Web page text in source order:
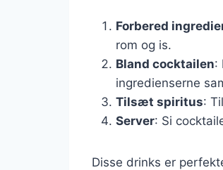
Forbered
rom og is.
Bland cocktailen:
ingredienserne
Tilsæt spiritus:
Server: Si
Disse drinks er